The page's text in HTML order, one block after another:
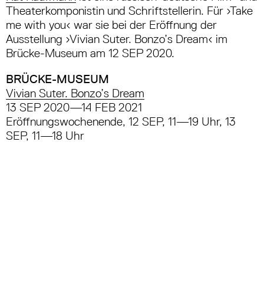
Theaterkomponistin und Schriftstellerin. Für ›Take
me with you‹ war sie bei der Eröffnung der
Ausstellung ›Vivian Suter. Bonzo’s Dream‹ im
Brücke-Museum am 12 SEP 2020.
BRÜCKE-MUSEUM
Vivian Suter. Bonzo’s Dream
13 SEP 2020—14 FEB 2021
Eröffnungswochenende, 12 SEP, 11—19 Uhr, 13
SEP, 11—18 Uhr